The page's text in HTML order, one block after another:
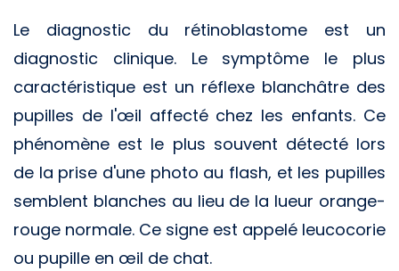
Le diagnostic du rétinoblastome est un
diagnostic clinique. Le symptôme le plus
caractéristique est un réflexe blanchâtre des
pupilles de l'œil affecté chez les enfants. Ce
phénomène est le plus souvent détecté lors
de la prise d'une photo au flash, et les pupilles
semblent blanches au lieu de la lueur orange-
rouge normale. Ce signe est appelé leucocorie
ou pupille en œil de chat.